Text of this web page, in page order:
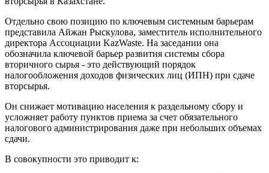
Отдельно свою позицию по ключевым системным барьерам
представила Айжан Рыскулова, заместитель исполнительного
директора Ассоциации KazWaste. На заседании она
обозначила ключевой барьер развития системы сбора
вторичного сырья - это действующий порядок
налогообложения доходов физических лиц (ИПН) при сдаче
вторсырья.
Он снижает мотивацию населения к раздельному сбору и
усложняет работу пунктов приема за счет обязательного
налогового администрирования даже при небольших объемах
сдачи.
В совокупности это приводит к: